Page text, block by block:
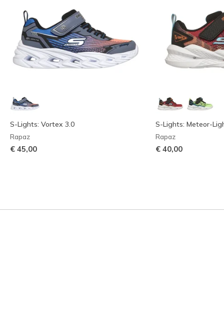
S-Lights: Vortex 3.0
Rapaz
€ 45,00
S-Lights: Meteor-
Rapaz
€ 40,00